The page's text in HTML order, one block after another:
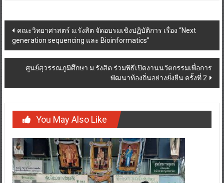
Post
navigation
คณะวิทยาศาสตร์ ม.รังสิต จัดอบรมเชิงปฏิบัติการ เรื่อง “Next
generation sequencing และ Bioinformatics”
ศูนย์สุวรรณภูมิศึกษา ม.รังสิต ร่วมพิธีเปิดงานนวัตกรรมเพื่อการ
พัฒนาท้องถิ่นอย่างยั่งยืน ครั้งที่ 2
You May Also Like